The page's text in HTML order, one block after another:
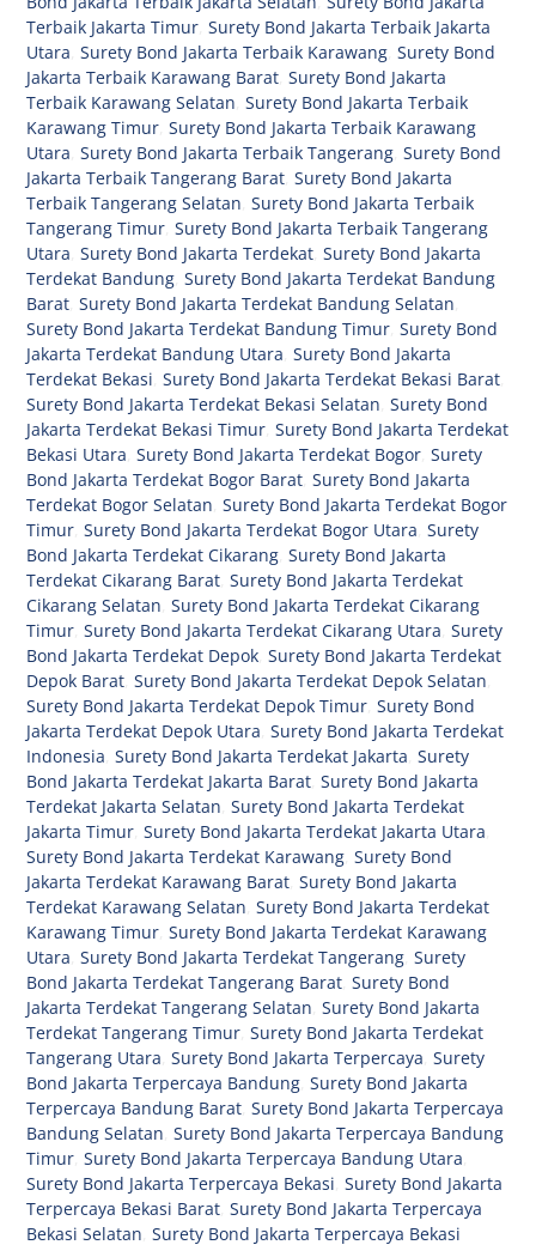
Terbaik Jakarta Timur ,Surety Bond Jakarta Terbaik Jakarta
Utara ,Surety Bond Jakarta Terbaik Karawang ,Surety Bond
Jakarta Terbaik Karawang Barat ,Surety Bond Jakarta
Terbaik Karawang Selatan ,Surety Bond Jakarta Terbaik
Karawang Timur ,Surety Bond Jakarta Terbaik Karawang
Utara ,Surety Bond Jakarta Terbaik Tangerang ,Surety Bond
Jakarta Terbaik Tangerang Barat ,Surety Bond Jakarta
Terbaik Tangerang Selatan ,Surety Bond Jakarta Terbaik
Tangerang Timur ,Surety Bond Jakarta Terbaik Tangerang
Utara ,Surety Bond Jakarta Terdekat ,Surety Bond Jakarta
Terdekat Bandung ,Surety Bond Jakarta Terdekat Bandung
Barat ,Surety Bond Jakarta Terdekat Bandung Selatan
Surety Bond Jakarta Terdekat Bandung Timur ,Surety Bond
Jakarta Terdekat Bandung Utara ,Surety Bond Jakarta
Terdekat Bekasi ,Surety Bond Jakarta Terdekat Bekasi Barat
Surety Bond Jakarta Terdekat Bekasi Selatan ,Surety Bond
Jakarta Terdekat Bekasi Timur ,Surety Bond Jakarta Terdekat
Bekasi Utara ,Surety Bond Jakarta Terdekat Bogor ,Surety
Bond Jakarta Terdekat Bogor Barat ,Surety Bond Jakarta
Terdekat Bogor Selatan ,Surety Bond Jakarta Terdekat Bogor
Timur ,Surety Bond Jakarta Terdekat Bogor Utara ,Surety
Bond Jakarta Terdekat Cikarang ,Surety Bond Jakarta
Terdekat Cikarang Barat ,Surety Bond Jakarta Terdekat
Cikarang Selatan ,Surety Bond Jakarta Terdekat Cikarang
Timur ,Surety Bond Jakarta Terdekat Cikarang Utara ,Surety
Bond Jakarta Terdekat Depok ,Surety Bond Jakarta Terdekat
Depok Barat ,Surety Bond Jakarta Terdekat Depok Selatan
Surety Bond Jakarta Terdekat Depok Timur ,Surety Bond
Jakarta Terdekat Depok Utara ,Surety Bond Jakarta Terdekat
Indonesia ,Surety Bond Jakarta Terdekat Jakarta ,Surety
Bond Jakarta Terdekat Jakarta Barat ,Surety Bond Jakarta
Terdekat Jakarta Selatan ,Surety Bond Jakarta Terdekat
Jakarta Timur ,Surety Bond Jakarta Terdekat Jakarta Utara
Surety Bond Jakarta Terdekat Karawang ,Surety Bond
Jakarta Terdekat Karawang Barat ,Surety Bond Jakarta
Terdekat Karawang Selatan ,Surety Bond Jakarta Terdekat
Karawang Timur ,Surety Bond Jakarta Terdekat Karawang
Utara ,Surety Bond Jakarta Terdekat Tangerang ,Surety
Bond Jakarta Terdekat Tangerang Barat ,Surety Bond
Jakarta Terdekat Tangerang Selatan ,Surety Bond Jakarta
Terdekat Tangerang Timur ,Surety Bond Jakarta Terdekat
Tangerang Utara ,Surety Bond Jakarta Terpercaya ,Surety
Bond Jakarta Terpercaya Bandung ,Surety Bond Jakarta
Terpercaya Bandung Barat ,Surety Bond Jakarta Terpercaya
Bandung Selatan ,Surety Bond Jakarta Terpercaya Bandung
Timur ,Surety Bond Jakarta Terpercaya Bandung Utara
Surety Bond Jakarta Terpercaya Bekasi ,Surety Bond Jakarta
Terpercaya Bekasi Barat ,Surety Bond Jakarta Terpercaya
Bekasi Selatan ,Surety Bond Jakarta Terpercaya Bekasi